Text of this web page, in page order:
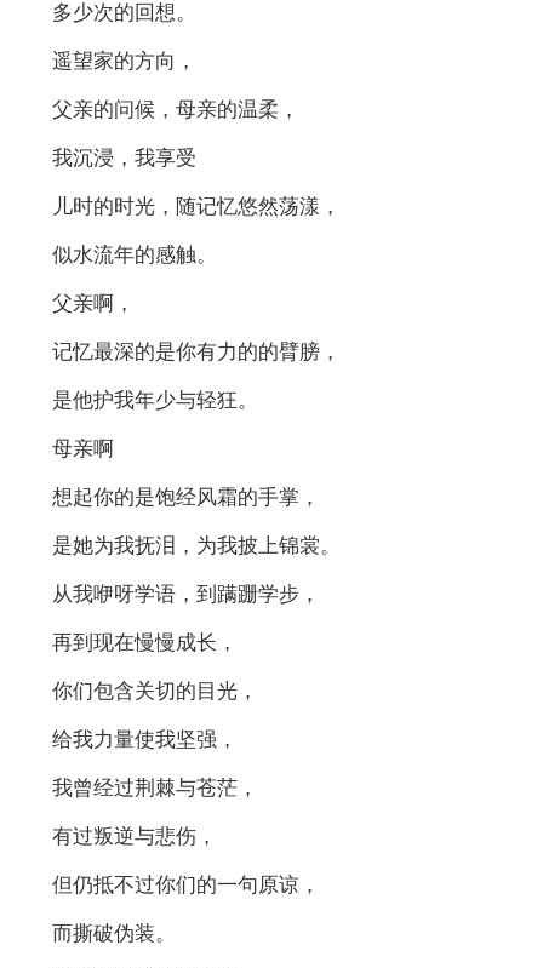
多少次的回想。
遥望家的方向，
父亲的问候，母亲的温柔，
我沉浸，我享受
儿时的时光，随记忆悠然荡漾，
似水流年的感触。
父亲啊，
记忆最深的是你有力的的臂膀，
是他护我年少与轻狂。
母亲啊
想起你的是饱经风霜的手掌，
是她为我抚泪，为我披上锦裳。
从我咿呀学语，到蹒跚学步，
再到现在慢慢成长，
你们包含关切的目光，
给我力量使我坚强，
我曾经过荆棘与苍茫，
有过叛逆与悲伤，
但仍抵不过你们的一句原谅，
而撕破伪装。